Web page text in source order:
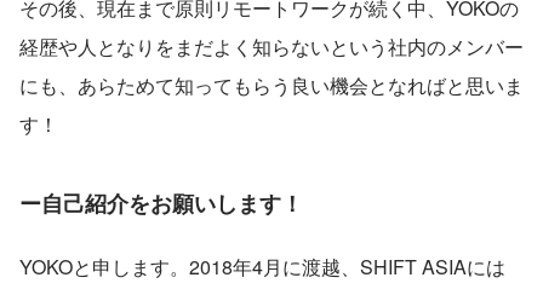
その後、現在まで原則リモートワークが続く中、YOKOの
経歴や人となりをまだよく知らないという社内のメンバー
にも、あらためて知ってもらう良い機会となればと思いま
す！
ー自己紹介をお願いします！
YOKOと申します。2018年4月に渡越、SHIFT ASIAには